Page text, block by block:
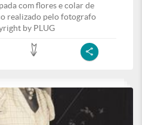
com flores e colar de
realizado pelo fotografo
by PLUG